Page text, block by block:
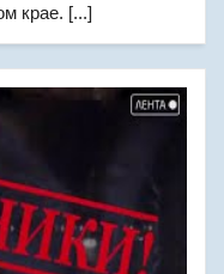
крае. [...]